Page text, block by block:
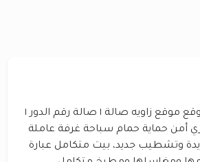
الغرف ٦ غرف مساحة العقار ٥٠٠ م٢ الموقع موقع زاويه صالة ١ صالة رقم الدور ١
أخري أمن حماية حمام سباحة غرفة عاملة
وتشطيب جديد، بيت متكامل عبارة